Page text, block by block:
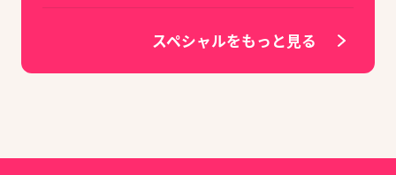
スペシャルをもっと見る